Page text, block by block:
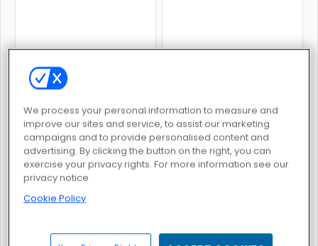
Mahjong-Dimensionen 3D
We process your personal information to measure and
improve our sites and service, to assist our marketing
campaigns and to provide personalised content and
advertising. By clicking the button on the right, you can
exercise your privacy rights. For more information see our
privacy notice
Cookie Policy